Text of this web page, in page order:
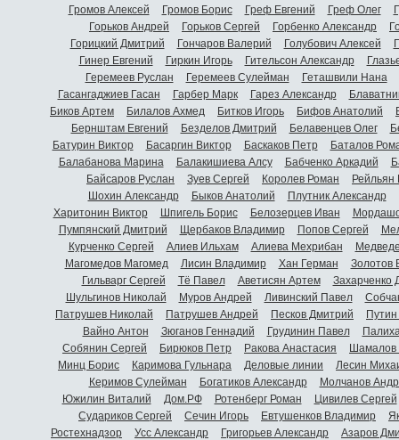
Громов Алексей
Громов Борис Греф Евгений Греф Олег
Горьков Андрей
Горьков Сергей Горбенко Александр
Горицкий Дмитрий
Гончаров Валерий Голубович Алексей
Гинер Евгений
Гиркин Игорь Гительсон Александр
Геремеев Руслан
Геремеев Сулейман
Геташвили Нана
Гасангаджиев Гасан
Гарбер Марк Гарез Александр
Биков Артем
Билалов Ахмед Битков Игорь Бифов Анатолий
Бернштам Евгений
Безделов Дмитрий Белавенцев Олег
Батурин Виктор
Басаргин Виктор Баскаков Петр
Баталов
Балабанова Марина
Балакишиева Алсу Бабченко Аркадий
Байсаров Руслан
Зуев Сергей Королев Роман
Шохин Александр
Быков Анатолий Плутник Александр
Харитонин Виктор
Шпигель Борис Белозерцев Иван
Пумпянский Дмитрий
Щербаков Владимир Попов Сергей
Курченко Сергей
Алиев Ильхам Алиева Мехрибан
Магомедов Магомед
Лисин Владимир Хан Герман
Золотов
Гильварг Сергей
Тё Павел Аветисян Артем
Захарченко
Шульгинов Николай
Муров Андрей Ливинский Павел
Патрушев Николай
Патрушев Андрей Песков Дмитрий
Вайно Антон
Зюганов Геннадий Грудинин Павел
Собянин Сергей
Бирюков Петр Ракова Анастасия
Шамалов
Минц Борис
Каримова Гульнара Деловые линии
Лесин
Керимов Сулейман
Богатиков Александр
Молчанов
Южилин Виталий
Дом.РФ Ротенберг Роман
Цивилев Сергей
Судариков Сергей
Сечин Игорь Евтушенков Владимир
Ростехнадзор
Усс Александр Григорьев Александр
Азаров